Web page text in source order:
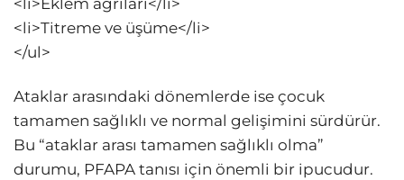
<li>Eklem ağrıları</li>
<li>Titreme ve üşüme</li>
</ul>
Ataklar arasındaki dönemlerde ise çocuk
tamamen sağlıklı ve normal gelişimini sürdürür.
Bu “ataklar arası tamamen sağlıklı olma”
durumu, PFAPA tanısı için önemli bir ipucudur.